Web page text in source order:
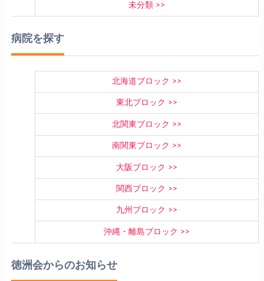
未分類
病院を探す
北海道ブロック
東北ブロック
北関東ブロック
南関東ブロック
大阪ブロック
関西ブロック
九州ブロック
沖縄・離島ブロック
徳洲会からのお知らせ